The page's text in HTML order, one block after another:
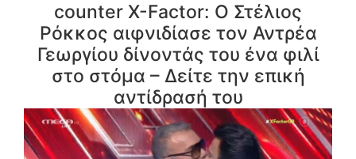
counter X-Factor: Ο Στέλιος
Ρόκκος αιφνιδίασε τον Αντρέα
Γεωργίου δίνοντάς του ένα φιλί
στο στόμα – Δείτε την επική
αντίδρασή του